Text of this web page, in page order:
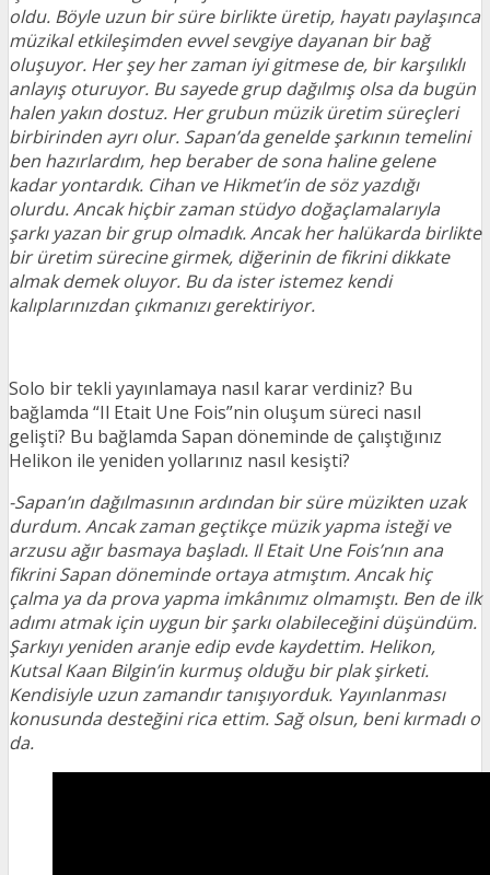
oldu. Böyle uzun bir süre birlikte üretip, hayatı paylaşınca
müzikal etkileşimden evvel sevgiye dayanan bir bağ
oluşuyor. Her şey her zaman iyi gitmese de, bir karşılıklı
anlayış oturuyor. Bu sayede grup dağılmış olsa da bugün
halen yakın dostuz. Her grubun müzik üretim süreçleri
birbirinden ayrı olur. Sapan’da genelde şarkının temelini
ben hazırlardım, hep beraber de sona haline gelene
kadar yontardık. Cihan ve Hikmet’in de söz yazdığı
olurdu. Ancak hiçbir zaman stüdyo doğaçlamalarıyla
şarkı yazan bir grup olmadık. Ancak her halükarda birlikte
bir üretim sürecine girmek, diğerinin de fikrini dikkate
almak demek oluyor. Bu da ister istemez kendi
kalıplarınızdan çıkmanızı gerektiriyor.
Solo bir tekli yayınlamaya nasıl karar verdiniz? Bu
bağlamda “Il Etait Une Fois”nin oluşum süreci nasıl
gelişti? Bu bağlamda Sapan döneminde de çalıştığınız
Helikon ile yeniden yollarınız nasıl kesişti?
-Sapan’ın dağılmasının ardından bir süre müzikten uzak
durdum. Ancak zaman geçtikçe müzik yapma isteği ve
arzusu ağır basmaya başladı. Il Etait Une Fois’nın ana
fikrini Sapan döneminde ortaya atmıştım. Ancak hiç
çalma ya da prova yapma imkânımız olmamıştı. Ben de ilk
adımı atmak için uygun bir şarkı olabileceğini düşündüm.
Şarkıyı yeniden aranje edip evde kaydettim. Helikon,
Kutsal Kaan Bilgin’in kurmuş olduğu bir plak şirketi.
Kendisiyle uzun zamandır tanışıyorduk. Yayınlanması
konusunda desteğini rica ettim. Sağ olsun, beni kırmadı o
da.